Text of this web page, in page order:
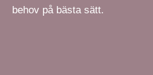
behov på bästa sätt.